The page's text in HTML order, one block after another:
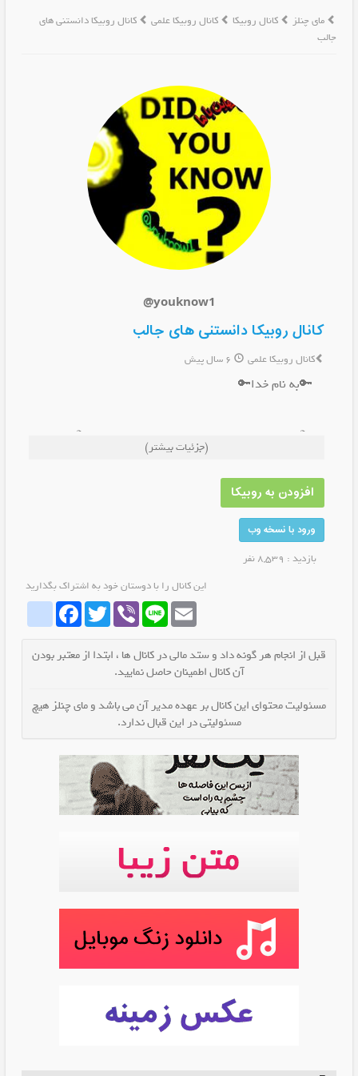
مای چنلز کانال روبیکا کانال روبیکا علمی
کانال روبیکا دانستنی های
جالب
@youknow1
کانال روبیکا دانستنی های جالب
کانال روبیکا علمی
🔑به نام خدا🔑
🗞هدف دانستنی های جالب افزایش آگاهی شما🗞
.
.
.
🧠نظر◇انتقاد◇پیشنهاد◇ تبادل و همین طور راه ارتباطی
با ما↙️
(جزئیات بیشتر)
افزودن به روبیکا
ورود با نسخه وب
بازدید : 8,539 نفر
این کانال را با دوستان خود به اشتراک بگذارید
whatrubikaFacebookTwitter Viber Line Email
قبل از انجام هر گونه داد و ستد مالی در کانال ها ، ابتدا از معتبر بودن
آن کانال اطمینان حاصل نمایید.
مسئولیت محتوای این کانال بر عهده مدیر آن می باشد و مای چنلز هیچ
مسئولیتی در این قبال ندارد.